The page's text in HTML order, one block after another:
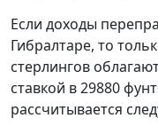
Если доходы
Гибралтаре, то
стерлингов
ставкой в 29880
рассчитывается